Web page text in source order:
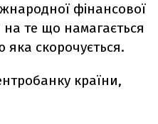
фінансової
те що намагається
яка скорочується.
країни,